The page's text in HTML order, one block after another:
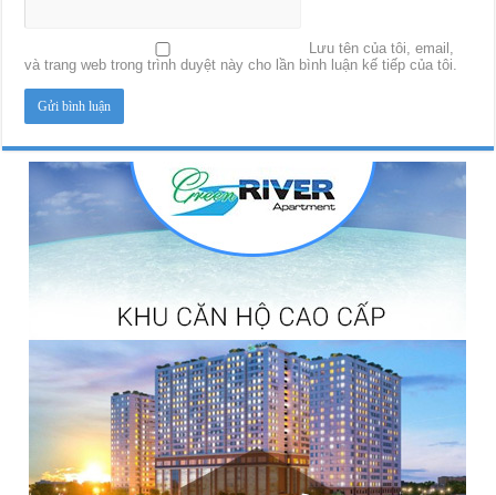
Lưu tên của tôi, email,
và trang web trong trình duyệt này cho lần bình luận kế tiếp của tôi.